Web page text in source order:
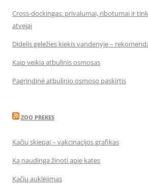
Cross-dockingas: privalumai, ribotumai ir
atvejai
Didelis geležies kiekis vandenyje –
Kaip veikia atbulinis osmosas
Pagrindinė atbulinio osmoso paskirtis
ZOO PREKES
Kačių skiepai – vakcinacijos grafikas
Ką naudinga žinoti apie kates
Kačių auklėjimas